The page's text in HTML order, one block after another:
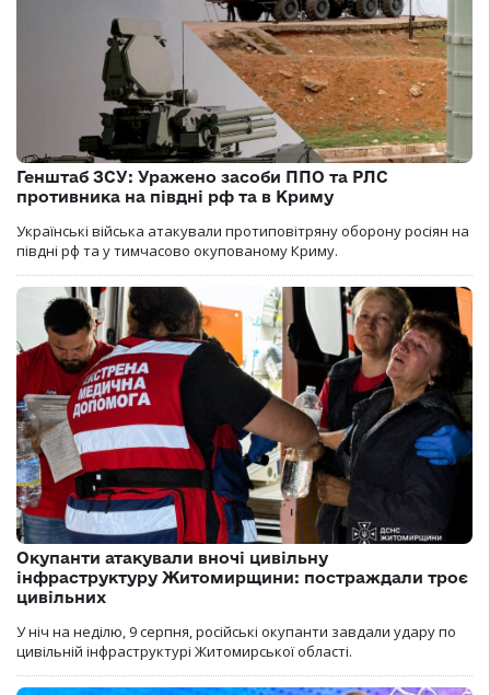
Генштаб ЗСУ: Уражено засоби ППО та РЛС
противника на півдні рф та в Криму
Українські війська атакували протиповітряну оборону росіян на
півдні рф та у тимчасово окупованому Криму.
Окупанти атакували вночі цивільну
інфраструктуру Житомирщини: постраждали троє
цивільних
У ніч на неділю, 9 серпня, російські окупанти завдали удару по
цивільній інфраструктурі Житомирської області.